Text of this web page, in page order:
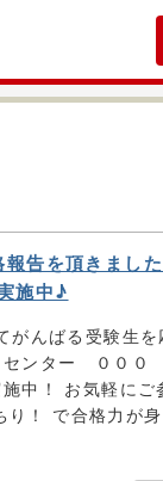
告を頂きまし
施中♪
がんばる受験生
センター ０００
中！ お気軽に
！ で合格力が身